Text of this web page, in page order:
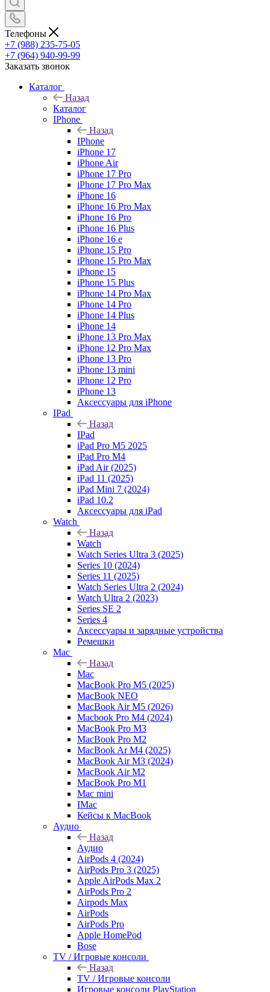
Телефоны
+7 (988) 235-75-05
+7 (964) 940-99-99
Заказать звонок
Каталог
Назад
Каталог
IPhone
Назад
IPhone
iPhone 17
iPhone Air
iPhone 17 Pro
iPhone 17 Pro Max
iPhone 16
iPhone 16 Pro Max
iPhone 16 Pro
iPhone 16 Plus
iPhone 16 e
iPhone 15 Pro
iPhone 15 Pro Max
iPhone 15
iPhone 15 Plus
iPhone 14 Pro Max
iPhone 14 Pro
iPhone 14 Plus
iPhone 14
iPhone 13 Pro Max
iPhone 12 Pro Max
iPhone 13 Pro
iPhone 13 mini
iPhone 12 Pro
iPhone 13
Аксессуары для iPhone
IPad
Назад
IPad
iPad Pro M5 2025
iPad Pro M4
iPad Air (2025)
iPad 11 (2025)
iPad Mini 7 (2024)
iPad 10.2
Аксессуары для iPad
Watch
Назад
Watch
Watch Series Ultra 3 (2025)
Series 10 (2024)
Series 11 (2025)
Watch Series Ultra 2 (2024)
Watch Ultra 2 (2023)
Series SE 2
Series 4
Аксессуары и зарядные устройства
Ремешки
Mac
Назад
Mac
MacBook Pro M5 (2025)
MacBook NEO
MacBook Air M5 (2026)
Macbook Pro M4 (2024)
MacBook Pro M3
MacBook Pro M2
MacBook Ar M4 (2025)
MacBook Air M3 (2024)
MacBook Air M2
MacBook Pro M1
Mac mini
IMac
Кейсы к MacBook
Аудио
Назад
Аудио
AirPods 4 (2024)
AirPods Pro 3 (2025)
Apple AirPods Max 2
AirPods Pro 2
Airpods Max
AirPods
AirPods Pro
Apple HomePod
Bose
TV / Игровые консоли
Назад
TV / Игровые консоли
Игровые консоли PlayStation